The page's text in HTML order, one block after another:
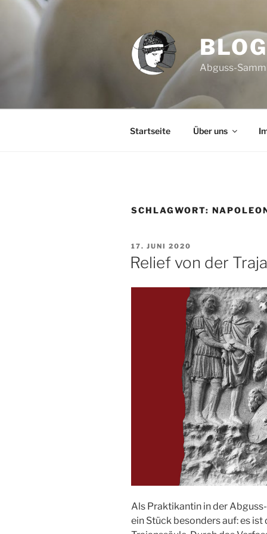
springen
BLOG
Abguss-
Startseite Über uns
SCHLAGWORT:
VERÖFFENTLICHT
AM
17. JUNI 2020
Relief von der
Als Praktikantin in der
ein Stück besonders auf: es